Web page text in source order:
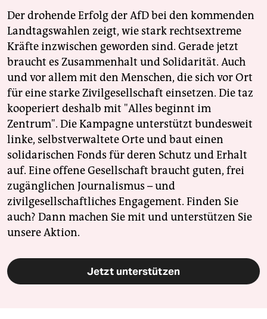
Der drohende Erfolg der AfD bei den kommenden
Landtagswahlen zeigt, wie stark rechtsextreme
Kräfte inzwischen geworden sind. Gerade jetzt
braucht es Zusammenhalt und Solidarität. Auch
und vor allem mit den Menschen, die sich vor Ort
für eine starke Zivilgesellschaft einsetzen. Die taz
kooperiert deshalb mit "Alles beginnt im
Zentrum". Die Kampagne unterstützt bundesweit
linke, selbstverwaltete Orte und baut einen
solidarischen Fonds für deren Schutz und Erhalt
auf. Eine offene Gesellschaft braucht guten, frei
zugänglichen Journalismus – und
zivilgesellschaftliches Engagement. Finden Sie
auch? Dann machen Sie mit und unterstützen Sie
unsere Aktion.
Jetzt unterstützen